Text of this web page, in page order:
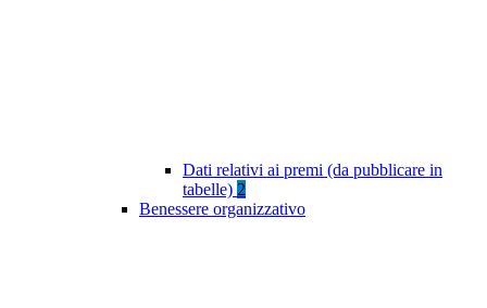
Dati relativi ai premi (da pubblicare in
tabelle) 2
Benessere organizzativo